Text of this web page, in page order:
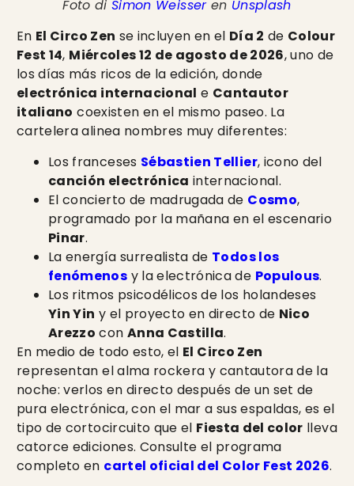
Foto diSimon Weisseren Unsplash
En El Circo Zen se incluyen en el Día 2 de Colour
Fest 14, Miércoles 12 de agosto de 2026, uno de
los días más ricos de la edición, donde
electrónica internacional e Cantautor
italiano coexisten en el mismo paseo. La
cartelera alinea nombres muy diferentes:
Los franceses Sébastien Tellier, icono del
canción electrónica internacional.
El concierto de madrugada de Cosmo,
programado por la mañana en el escenario
Pinar.
La energía surrealista de Todos los
fenómenos y la electrónica de Populous.
Los ritmos psicodélicos de los holandeses
Yin Yin y el proyecto en directo de Nico
Arezzo con Anna Castilla.
En medio de todo esto, el El Circo Zen
representan el alma rockera y cantautora de la
noche: verlos en directo después de un set de
pura electrónica, con el mar a sus espaldas, es el
tipo de cortocircuito que el Fiesta del color lleva
catorce ediciones. Consulte el programa
completo en cartel oficial del Color Fest 2026.